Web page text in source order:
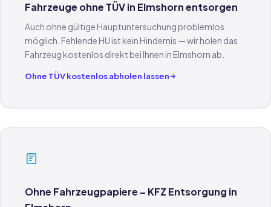
Fahrzeuge ohne TÜV in Elmshorn entsorgen
Auch ohne gültige Hauptuntersuchung problemlos
möglich. Fehlende HU ist kein Hindernis — wir holen das
Fahrzeug kostenlos direkt bei Ihnen in Elmshorn ab.
Ohne TÜV kostenlos abholen lassen
Ohne Fahrzeugpapiere – KFZ Entsorgung in